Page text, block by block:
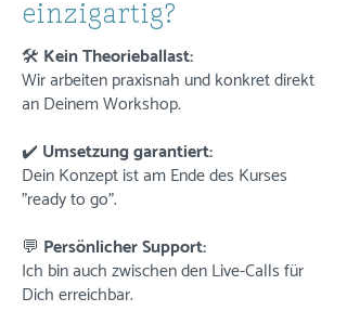
einzigartig?
🛠 Kein Theorieballast:
Wir arbeiten praxisnah und konkret direkt
an Deinem Workshop.
✔️ Umsetzung garantiert:
Dein Konzept ist am Ende des Kurses
"ready to go".
💬 Persönlicher Support:
Ich bin auch zwischen den Live-Calls für
Dich erreichbar.